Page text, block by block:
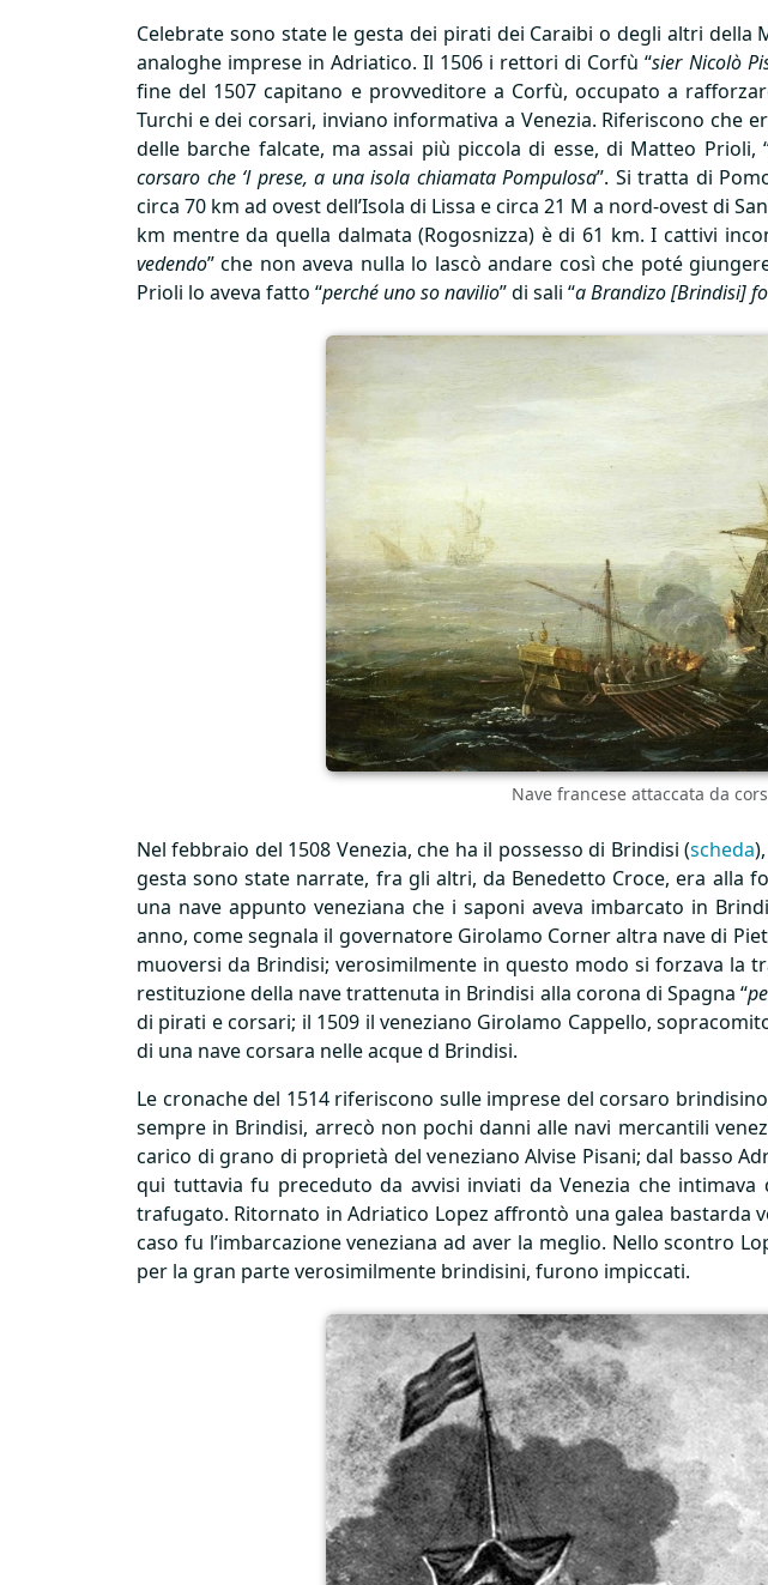
Celebrate sono state le gesta dei pirati dei Caraibi o degli altri
analoghe imprese in Adriatico. Il 1506 i rettori di Corfù “sier Nicolò
fine del 1507 capitano e provveditore a Corfù, occupato a
Turchi e dei corsari, inviano informativa a Venezia. Riferiscono che
delle barche falcate, ma assai più piccola di esse, di Matteo Prioli,
corsaro che ‘l prese, a una isola chiamata Pompulosa”. Si tratta di
circa 70 km ad ovest dell’Isola di Lissa e circa 21 M a nord-ovest di
km mentre da quella dalmata (Rogosnizza) è di 61 km. I cattivi
vedendo” che non aveva nulla lo lascò andare così che poté
Prioli lo aveva fatto “perché uno so navilio” di sali “a Brandizo [Brindisi]
Nave francese attaccata da
Nel febbraio del 1508 Venezia, che ha il possesso di Brindisi (scheda
gesta sono state narrate, fra gli altri, da Benedetto Croce, era
una nave appunto veneziana che i saponi aveva imbarcato in
anno, come segnala il governatore Girolamo Corner altra nave di
muoversi da Brindisi; verosimilmente in questo modo si forzava la
restituzione della nave trattenuta in Brindisi alla corona di Spagna “
di pirati e corsari; il 1509 il veneziano Girolamo Cappello,
di una nave corsara nelle acque d Brindisi.
Le cronache del 1514 riferiscono sulle imprese del corsaro
sempre in Brindisi, arrecò non pochi danni alle navi mercantili
carico di grano di proprietà del veneziano Alvise Pisani; dal basso
qui tuttavia fu preceduto da avvisi inviati da Venezia che
trafugato. Ritornato in Adriatico Lopez affrontò una galea bastarda
caso fu l’imbarcazione veneziana ad aver la meglio. Nello scontro
per la gran parte verosimilmente brindisini, furono impiccati.